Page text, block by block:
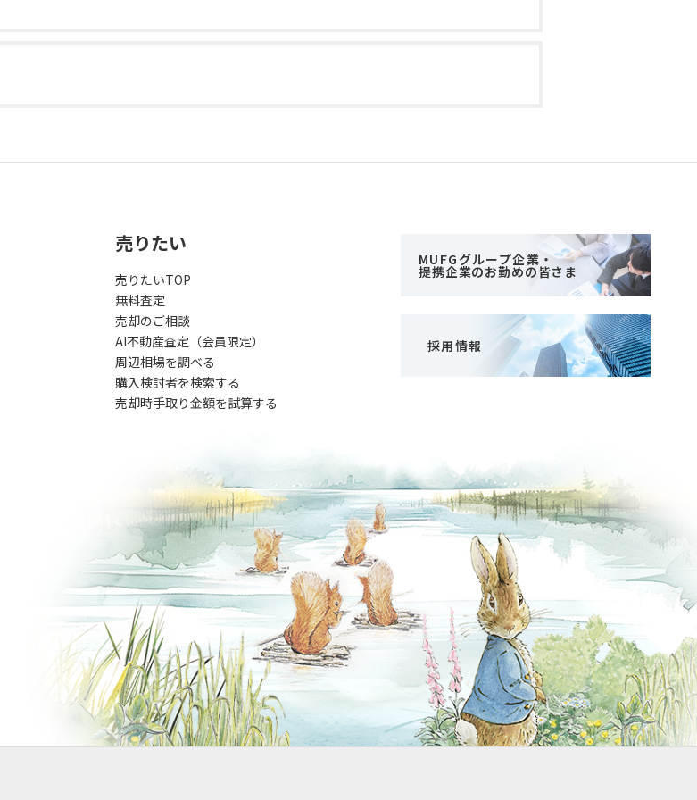
売りたい
売りたいTOP
無料査定
売却のご相談
AI不動産査定（会員限定）
周辺相場を調べる
購入検討者を検索する
売却時手取り金額を試算する
MUFGグループ企業・
提携企業のお勤めの皆さま
採用情報